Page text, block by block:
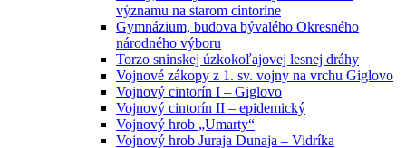
významu na starom cintoríne
Gymnázium, budova bývalého Okresného
národného výboru
Torzo sninskej úzkokoľajovej lesnej dráhy
Vojnové zákopy z 1. sv. vojny na vrchu Giglovo
Vojnový cintorín I – Giglovo
Vojnový cintorín II – epidemický
Vojnový hrob „Umarty“
Vojnový hrob Juraja Dunaja – Vidríka